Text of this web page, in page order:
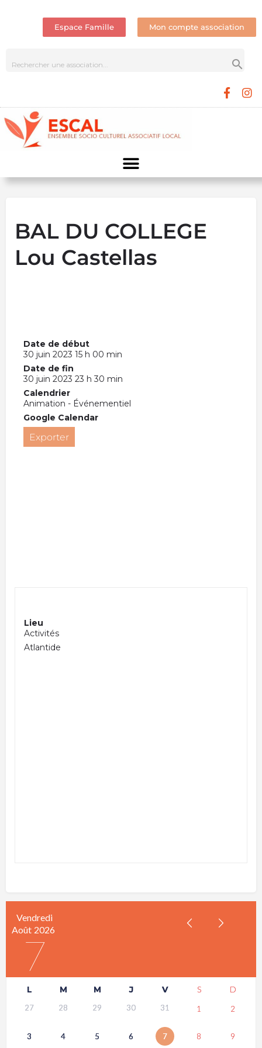
Espace Famille Mon compte association
BAL DU COLLEGE
Lou Castellas
Date de début
30 juin 2023 15 h 00 min
Date de fin
30 juin 2023 23 h 30 min
Calendrier
Animation - Événementiel
Google Calendar
Exporter
Lieu
Activités
Atlantide
Vendredi
Août 2026
7
L M M J V S D
27 28 29 30 31 1 2
3 4 5 6 7 8 9